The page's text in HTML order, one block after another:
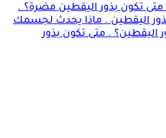
متى تكون بذور اليقطين مضرة؟ .
بذور اليقطين . ماذا يحدث لجسمك
اليقطين؟ . متى تكون بذور